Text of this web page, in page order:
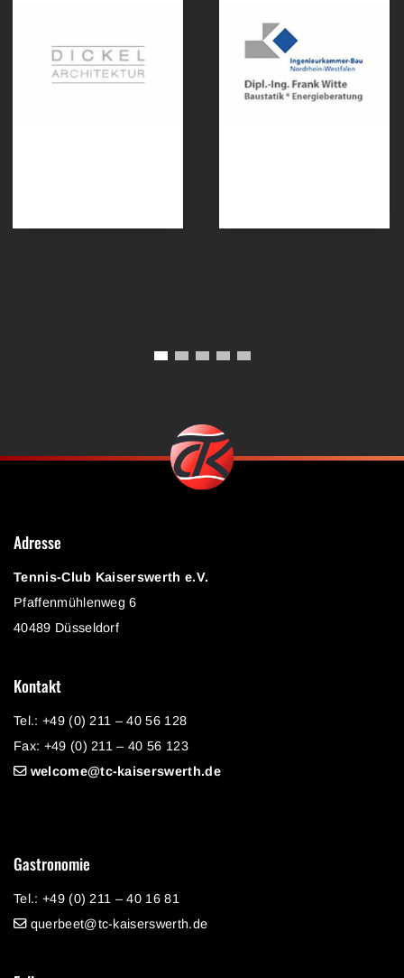
Adresse
Tennis-Club Kaiserswerth e.V.
Pfaffenmühlenweg 6
40489 Düsseldorf
Kontakt
Tel.: +49 (0) 211 – 40 56 128
Fax: +49 (0) 211 – 40 56 123
welcome@tc-kaiserswerth.de
Gastronomie
Tel.: +49 (0) 211 – 40 16 81
querbeet@tc-kaiserswerth.de